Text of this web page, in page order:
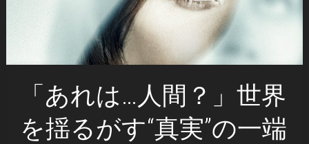
「あれは…人間？」世界
を揺るがす“真実”の一端